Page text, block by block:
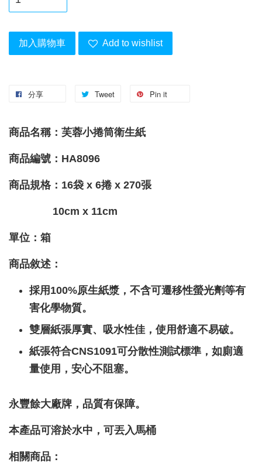
加入購物車 Add to wishlist
分享 Tweet Pin it
商品名稱：芙蓉小捲筒衛生紙
商品編號：HA8096
商品規格：16袋 x 6捲 x 270張
10cm x 11cm
單位：箱
商品敘述：
採用100%原生紙漿，不含可遷移性螢光劑等有
害化學物質。
雙層紙張厚實、吸水性佳，使用舒適不易破。
紙張符合CNS1091可分散性測試標準，如廁適
量使用，安心不阻塞。
永豐餘大廠牌，品質有保障。
本產品可溶於水中，可丟入馬桶
相關商品：